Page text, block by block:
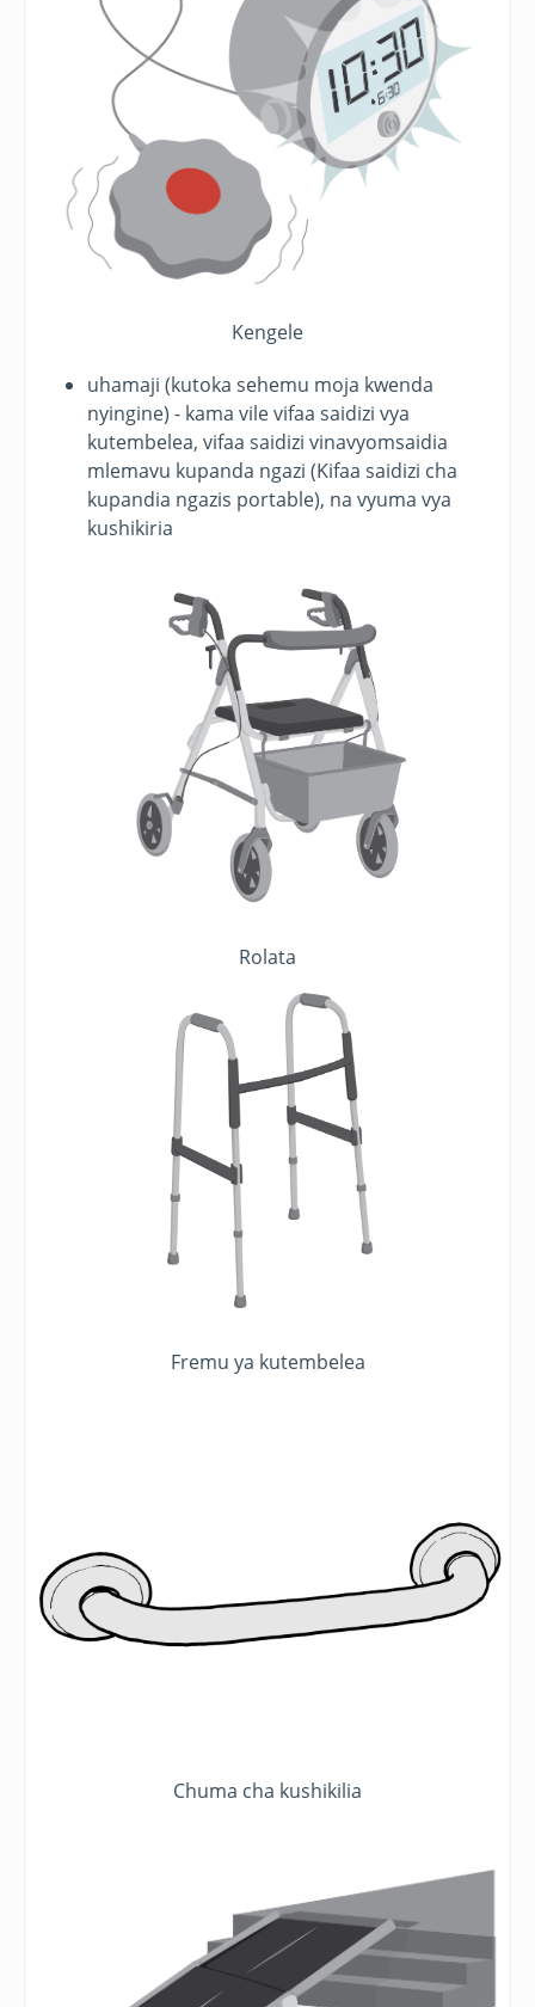
Kengele
uhamaji (kutoka sehemu moja kwenda
nyingine) - kama vile vifaa saidizi vya
kutembelea, vifaa saidizi vinavyomsaidia
mlemavu kupanda ngazi (Kifaa saidizi cha
kupandia ngazis portable), na vyuma vya
kushikiria
Rolata
Fremu ya kutembelea
Chuma cha kushikilia